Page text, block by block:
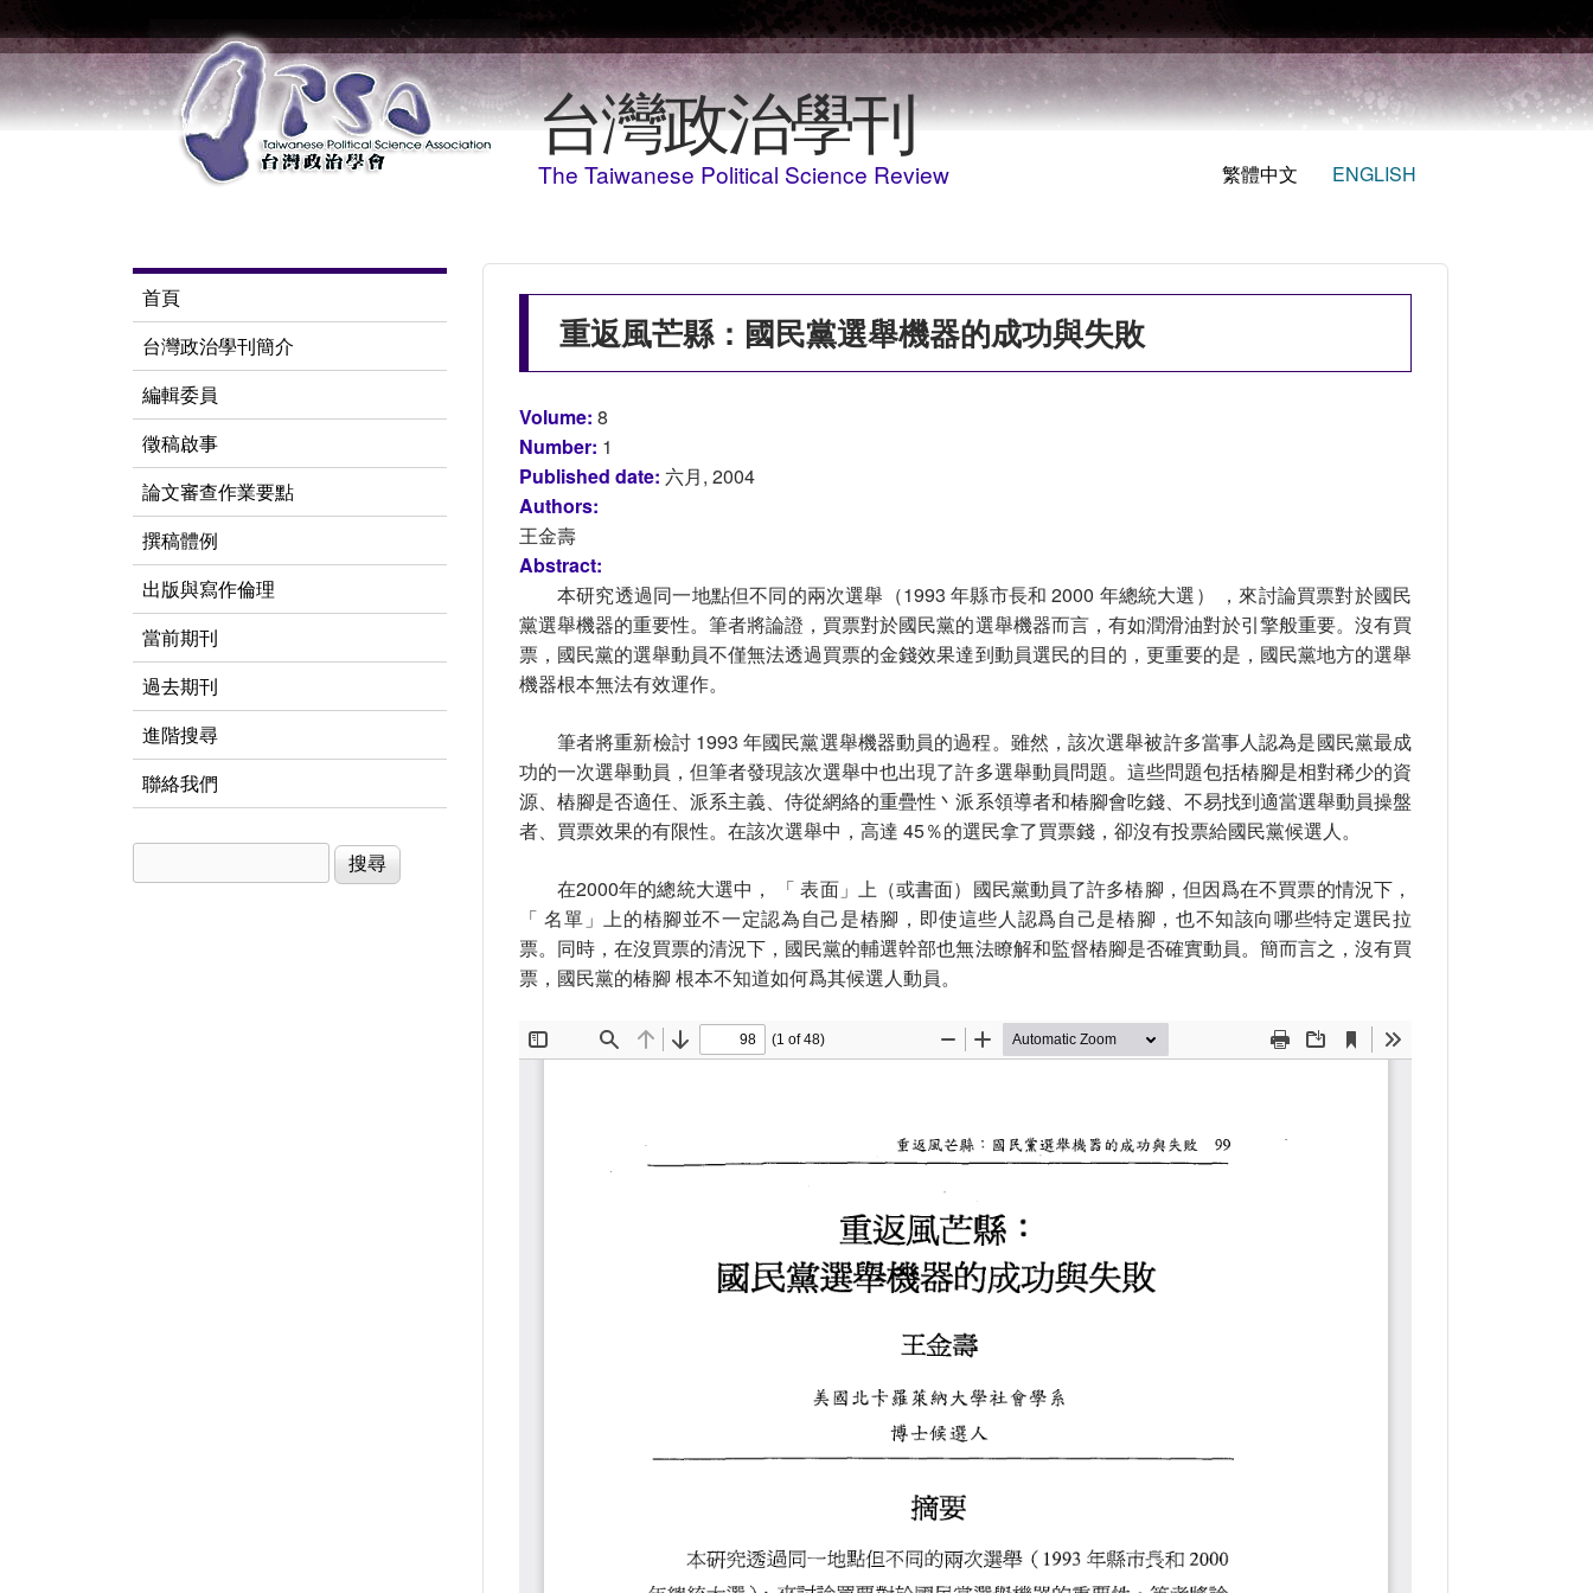
移至主內容
台灣政治學刊
The Taiwanese Political Science Review 繁體中文 ENGLISH
重返風芒縣：國民黨選舉機器的成功與失敗
Volume: 8
Number: 1
Published date: 六月, 2004
Authors:
王金壽
Abstract:
本研究透過同一地點但不同的兩次選舉（1993 年縣市長和 2000 年總統大選） ，來討論買票對於國民
黨選舉機器的重要性。筆者將論證，買票對於國民黨的選舉機器而言，有如潤滑油對於引擎般重要。沒有買
票，國民黨的選舉動員不僅無法透過買票的金錢效果達到動員選民的目的，更重要的是，國民黨地方的選舉
機器根本無法有效運作。
筆者將重新檢討 1993 年國民黨選舉機器動員的過程。雖然，該次選舉被許多當事人認為是國民黨最成
功的一次選舉動員，但筆者發現該次選舉中也出現了許多選舉動員問題。這些問題包括樁腳是相對稀少的資
源、樁腳是否適任、派系主義、侍從網絡的重疊性丶派系領導者和椿腳會吃錢、不易找到適當選舉動員操盤
者、買票效果的有限性。在該次選舉中，高達 45％的選民拿了買票錢，卻沒有投票給國民黨候選人。
在2000年的總統大選中， 「 表面」上（或書面）國民黨動員了許多樁腳，但因爲在不買票的情況下，
「 名單」上的樁腳並不一定認為自己是樁腳，即使這些人認爲自己是樁腳，也不知該向哪些特定選民拉
票。同時，在沒買票的清況下，國民黨的輔選幹部也無法瞭解和監督樁腳是否確實動員。簡而言之，沒有買
票，國民黨的椿腳 根本不知道如何爲其候選人動員。
首頁
台灣政治學刊簡介
編輯委員
徵稿啟事
論文審查作業要點
撰稿體例
出版與寫作倫理
當前期刊
過去期刊
進階搜尋
聯絡我們
搜尋表單